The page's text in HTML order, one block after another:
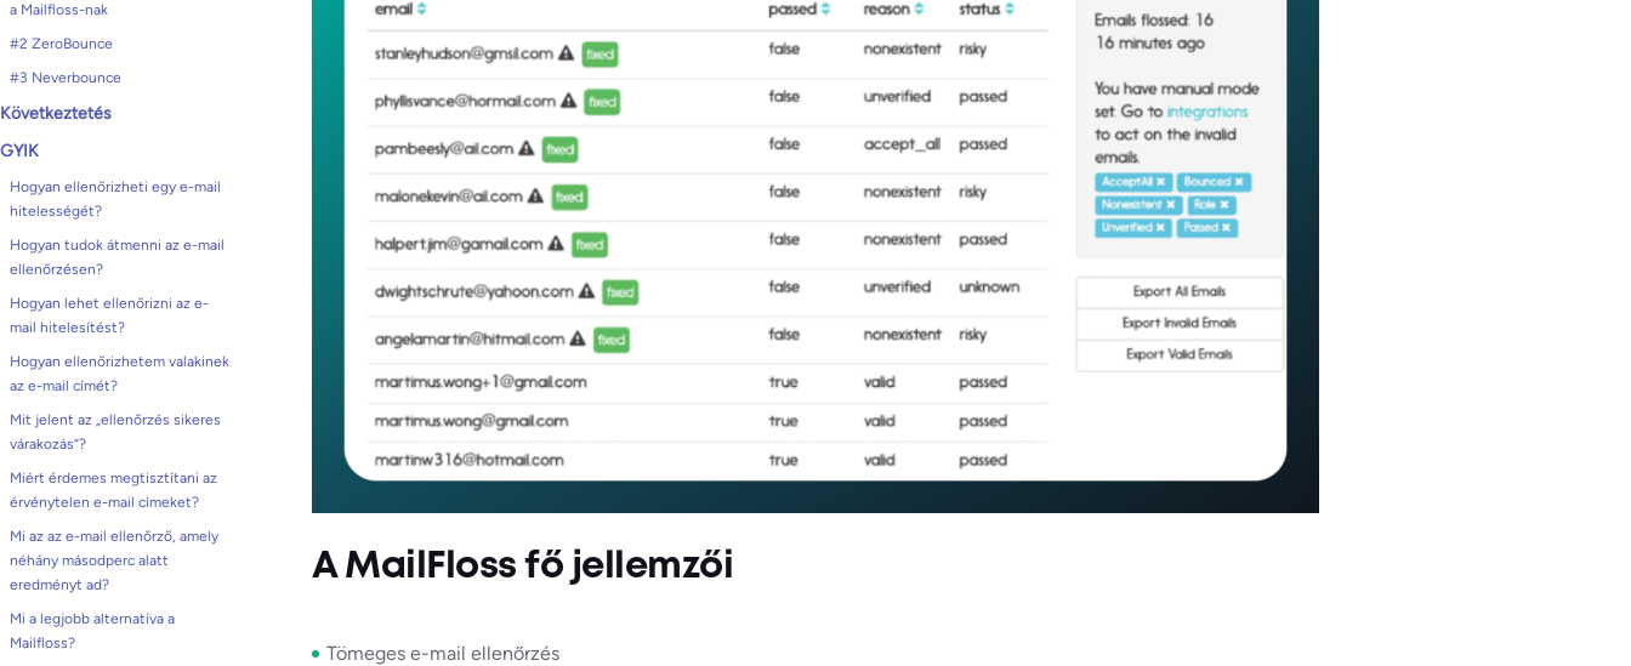
a Mailfloss-nak
#2 ZeroBounce
#3 Neverbounce
Következtetés
GYIK
Hogyan ellenőrizheti egy e-mail
hitelességét?
Hogyan tudok átmenni az e-mail
ellenőrzésen?
Hogyan lehet ellenőrizni az e-
mail hitelesítést?
Hogyan ellenőrizhetem valakinek
az e-mail címét?
Mit jelent az „ellenőrzés sikeres
várakozás”?
Miért érdemes megtisztítani az
érvénytelen e-mail címeket?
Mi az az e-mail ellenőrző, amely
néhány másodperc alatt
eredményt ad?
Mi a legjobb alternatíva a
Mailfloss?
A MailFloss fő jellemzői
Tömeges e-mail ellenőrzés